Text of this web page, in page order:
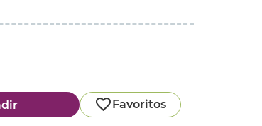
Favoritos